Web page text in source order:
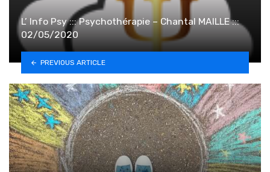
L’ Info Psy ::: Psychothérapie – Chantal MAILLE :::
02/05/2020
PREVIOUS ARTICLE